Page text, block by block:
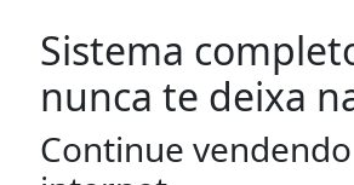
Sistema
nunca te deixa
Continue